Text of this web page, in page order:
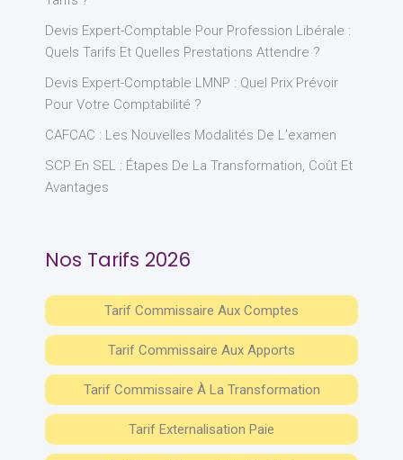
Devis Expert-Comptable Pour Profession Libérale :
Quels Tarifs Et Quelles Prestations Attendre ?
Devis Expert-Comptable LMNP : Quel Prix Prévoir
Pour Votre Comptabilité ?
CAFCAC : Les Nouvelles Modalités De L’examen
SCP En SEL : Étapes De La Transformation, Coût Et
Avantages
Nos Tarifs 2026
Tarif Commissaire Aux Comptes
Tarif Commissaire Aux Apports
Tarif Commissaire À La Transformation
Tarif Externalisation Paie